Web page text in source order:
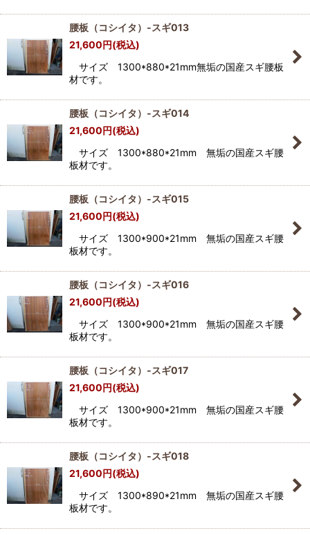
腰板（コシイタ）-スギ013
21,600円(税込)
サイズ 1300*880*21mm無垢の国産スギ腰板
材です。
腰板（コシイタ）-スギ014
21,600円(税込)
サイズ 1300*880*21mm 無垢の国産スギ腰
板材です。
腰板（コシイタ）-スギ015
21,600円(税込)
サイズ 1300*900*21mm 無垢の国産スギ腰
板材です。
腰板（コシイタ）-スギ016
21,600円(税込)
サイズ 1300*900*21mm 無垢の国産スギ腰
板材です。
腰板（コシイタ）-スギ017
21,600円(税込)
サイズ 1300*900*21mm 無垢の国産スギ腰
板材です。
腰板（コシイタ）-スギ018
21,600円(税込)
サイズ 1300*890*21mm 無垢の国産スギ腰
板材です。